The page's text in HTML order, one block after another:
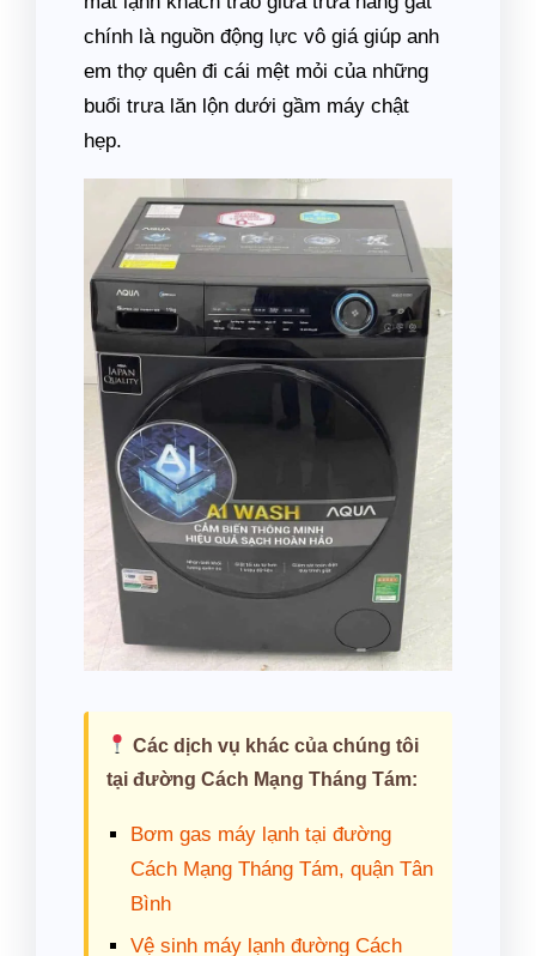
chính là nguồn động lực vô giá giúp anh
em thợ quên đi cái mệt mỏi của những
buổi trưa lăn lộn dưới gầm máy chật
hẹp.
Các dịch vụ khác của chúng tôi
tại đường Cách Mạng Tháng Tám:
Bơm gas máy lạnh tại đường
Cách Mạng Tháng Tám, quận Tân
Bình
Vệ sinh máy lạnh đường Cách